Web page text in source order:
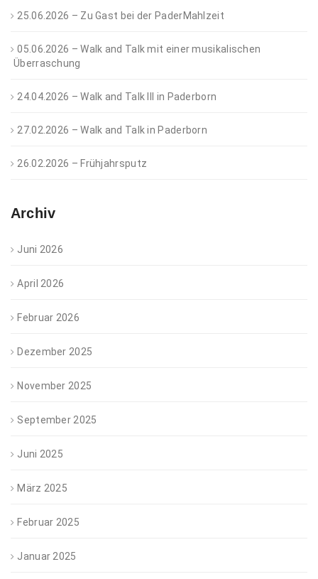
25.06.2026 – Zu Gast bei der PaderMahlzeit
05.06.2026 – Walk and Talk mit einer musikalischen
Überraschung
24.04.2026 – Walk and Talk III in Paderborn
27.02.2026 – Walk and Talk in Paderborn
26.02.2026 – Frühjahrsputz
Archiv
Juni 2026
April 2026
Februar 2026
Dezember 2025
November 2025
September 2025
Juni 2025
März 2025
Februar 2025
Januar 2025